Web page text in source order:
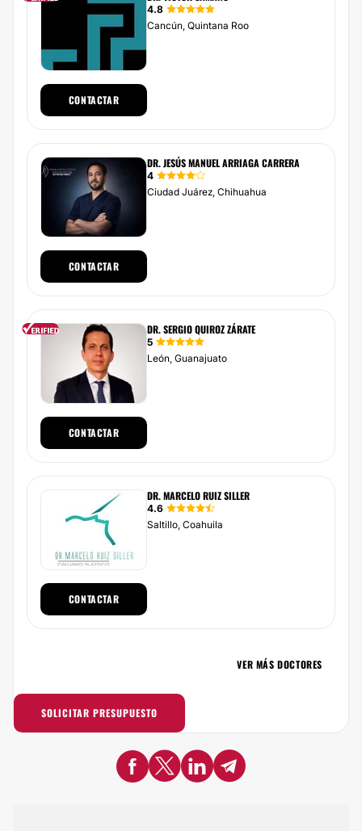
4.8
Cancún, Quintana Roo
CONTACTAR
DR. JESÚS MANUEL ARRIAGA CARRERA
4
Ciudad Juárez, Chihuahua
CONTACTAR
DR. SERGIO QUIROZ ZÁRATE
5
León, Guanajuato
CONTACTAR
DR. MARCELO RUIZ SILLER
4.6
Saltillo, Coahuila
CONTACTAR
VER MÁS DOCTORES
SOLICITAR PRESUPUESTO